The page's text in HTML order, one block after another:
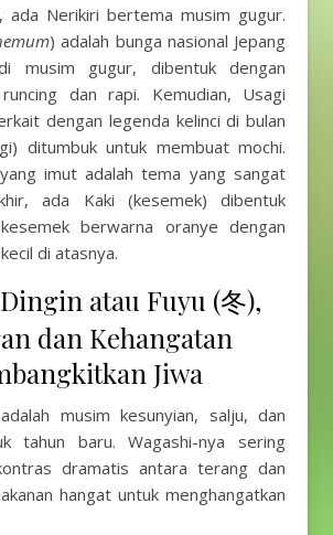
ada Nerikiri bertema musim gugur.
) adalah bunga nasional Jepang
musim gugur, dibentuk dengan
dan rapi. Kemudian, Usagi
dengan legenda kelinci di bulan
ditumbuk untuk membuat mochi.
imut adalah tema yang sangat
ada Kaki (kesemek) dibentuk
berwarna oranye dengan
di atasnya.
atau Fuyu (冬),
dan Kehangatan
Jiwa
musim kesunyian, salju, dan
tahun baru. Wagashi-nya sering
dramatis antara terang dan
hangat untuk menghangatkan